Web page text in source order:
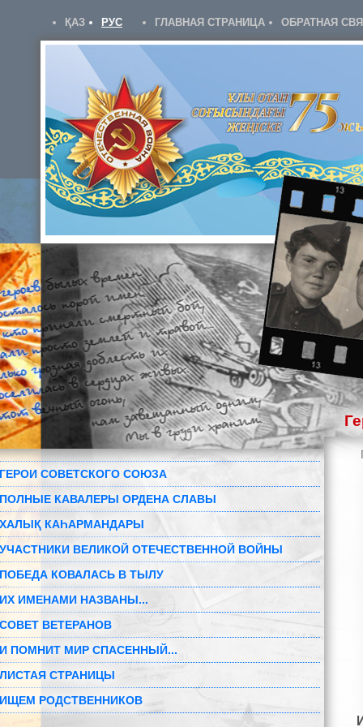
ҚАЗ РУС ГЛАВНАЯ СТРАНИЦА ОБРАТНАЯ
ГЕРОИ СОВЕТСКОГО СОЮЗА
ПОЛНЫЕ КАВАЛЕРЫ ОРДЕНА СЛАВЫ
ХАЛЫҚ КАҺАРМАНДАРЫ
УЧАСТНИКИ ВЕЛИКОЙ ОТЕЧЕСТВЕННОЙ ВОЙНЫ
ПОБЕДА КОВАЛАСЬ В ТЫЛУ
ИХ ИМЕНАМИ НАЗВАНЫ...
СОВЕТ ВЕТЕРАНОВ
И ПОМНИТ МИР СПАСЕННЫЙ...
ЛИСТАЯ СТРАНИЦЫ
ИЩЕМ РОДСТВЕННИКОВ